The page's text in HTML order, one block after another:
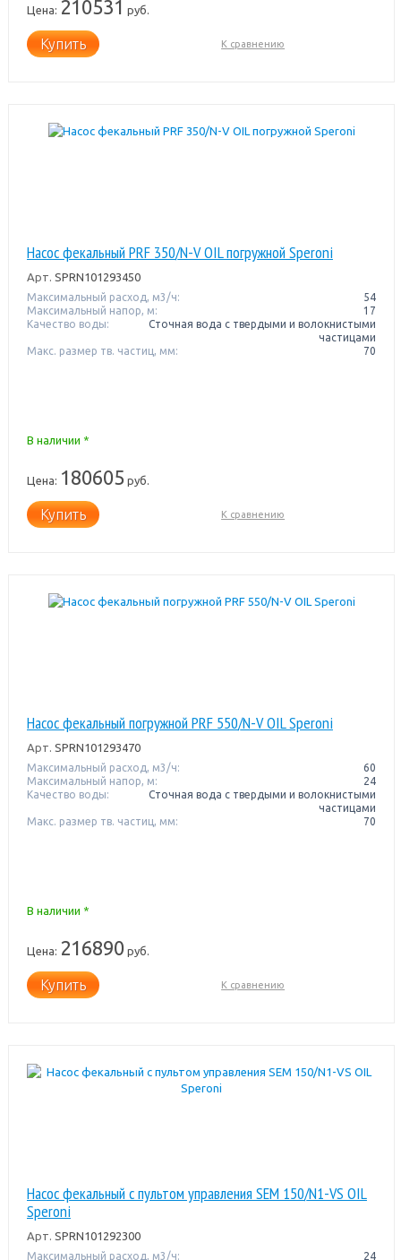
Цена: 210531 руб.
Купить К сравнению
Насос фекальный PRF 350/N-V OIL погружной Speroni
Арт. SPRN101293450
Максимальный расход, м3/ч:
54
Максимальный напор, м:
17
Качество воды:
Сточная вода с твердыми и волокнистыми
частицами
Макс. размер тв. частиц, мм:
70
В наличии *
Цена: 180605 руб.
Купить К сравнению
Насос фекальный погружной PRF 550/N-V OIL Speroni
Арт. SPRN101293470
Максимальный расход, м3/ч:
60
Максимальный напор, м:
24
Качество воды:
Сточная вода с твердыми и волокнистыми
частицами
Макс. размер тв. частиц, мм:
70
В наличии *
Цена: 216890 руб.
Купить К сравнению
Насос фекальный с пультом управления SEM 150/N1-VS OIL
Speroni
Арт. SPRN101292300
Максимальный расход, м3/ч: 24